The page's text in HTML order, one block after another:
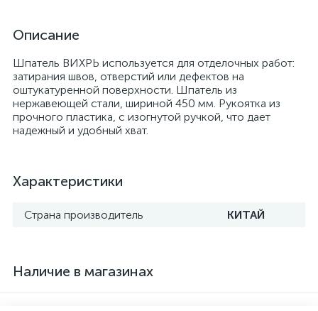
Описание
Шпатель ВИХРЬ используется для отделочных работ:
затирания швов, отверстий или дефектов на
оштукатуренной поверхности. Шпатель из
нержавеющей cтали, шириной 450 мм. Рукоятка из
прочного пластика, с изогнутой ручкой, что дает
надежный и удобный хват.
Характеристики
Страна производитель КИТАЙ
Наличие в магазинах